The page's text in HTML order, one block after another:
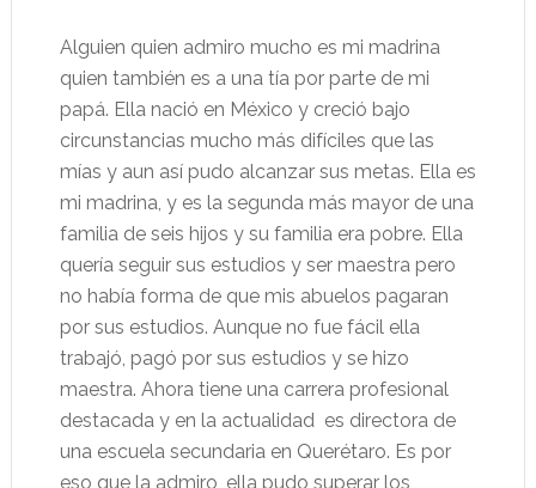
Alguien quien admiro mucho es mi madrina
quien también es a una tía por parte de mi
papá. Ella nació en México y creció bajo
circunstancias mucho más difíciles que las
mías y aun así pudo alcanzar sus metas. Ella es
mi madrina, y es la segunda más mayor de una
familia de seis hijos y su familia era pobre. Ella
quería seguir sus estudios y ser maestra pero
no había forma de que mis abuelos pagaran
por sus estudios. Aunque no fue fácil ella
trabajó, pagó por sus estudios y se hizo
maestra. Ahora tiene una carrera profesional
destacada y en la actualidad es directora de
una escuela secundaria en Querétaro. Es por
eso que la admiro, ella pudo superar los